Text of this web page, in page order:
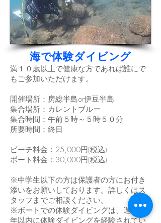
海で体験ダイビング
満１０歳以上で健康な方であれば誰にで
もご参加いただけます。
開催場所：房総半島or伊豆半島
集合場所：カレントブルー
集合時間：午前５時～５時５０分
所要時間：終日
ビーチ​料金：25,000円(税込)
ボート料金：30,000円(税込)
※中学生以下の方は保護者の方にお付き
添いをお願いしております。詳しくはス
タッフまでご相談ください。
​※ボートでの体験ダイビングは、過去１
年以内に体験ダイビングを経験されてい